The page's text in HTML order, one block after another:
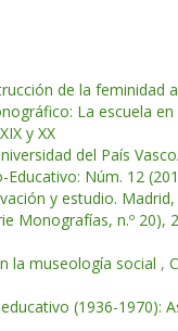
de la feminidad
La escuela
y XX
del País
Núm. 12
y estudio.
Monografías, n.º 20),
la museología social ,
(1936-1970):